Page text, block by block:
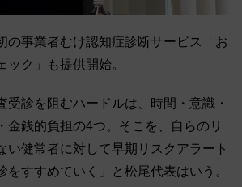
の事業者むけ認知症診断サービス「お
ック」も提供開始。
受診を阻むハードルは、時間・意識・
金銭的負担の4つ。そこを、自らのリ
い健常者に対して早期リスクアラート
をすすめていく」と松尾代表はいう。